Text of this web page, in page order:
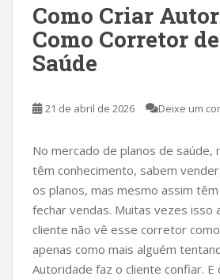
Como Criar
Como Corretor
Saúde
21 de abril de 2026 Deixe um
No mercado de planos de
têm conhecimento, sabem
os planos, mas mesmo assim
fechar vendas. Muitas vezes isso
cliente não vê esse corretor
apenas como mais alguém
Autoridade faz o cliente confiar. E